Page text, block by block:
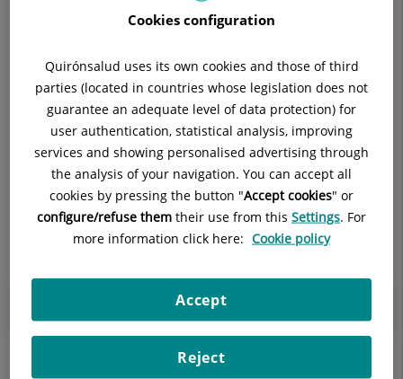
junio
2026
3 5
15 16 17 18 19 20 21
22 23 24 25 26 27 28
29 30 1 2 3 4 5
Junio 2026
No existen eventos en el mes indicado.
Cookies configuration
Quirónsalud uses its own cookies and those of third
parties (located in countries whose legislation does not
guarantee an adequate level of data protection) for
user authentication, statistical analysis, improving
services and showing personalised advertising through
the analysis of your navigation. You can accept all
cookies by pressing the button "Accept cookies" or
configure/refuse them their use from this Settings. For
more information click here: Cookie policy
Reject
Accept